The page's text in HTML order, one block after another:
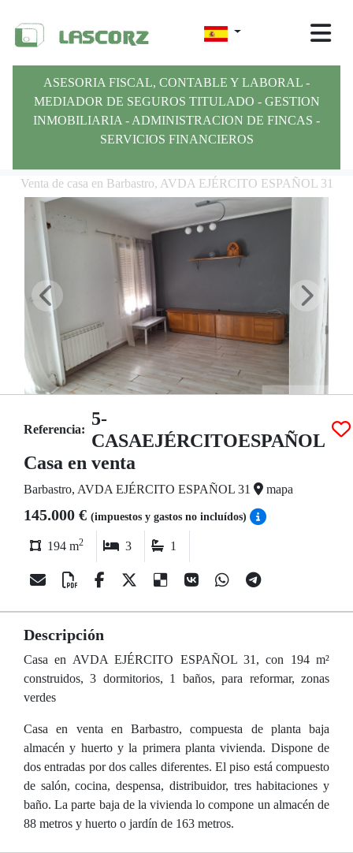
ASESORIA FISCAL, CONTABLE Y LABORAL -
MEDIADOR DE SEGUROS TITULADO - GESTION
INMOBILIARIA - ADMINISTRACION DE FINCAS -
SERVICIOS FINANCIEROS
Venta de casa en Barbastro, AVDA EJÉRCITO ESPAÑOL 31
Referencia:
5-
CASAEJÉRCITOESPAÑOL
Casa en venta
Barbastro, AVDA EJÉRCITO ESPAÑOL 31 mapa
145.000 € (impuestos y gastos no incluídos)
194 m2 3 1
Descripción
Casa en AVDA EJÉRCITO ESPAÑOL 31, con 194 m²
construidos, 3 dormitorios, 1 baños, para reformar, zonas
verdes
Casa en venta en Barbastro, compuesta de planta baja
almacén y huerto y la primera planta vivienda. Dispone de
dos entradas por dos calles diferentes. El piso está compuesto
de salón, cocina, despensa, distribuidor, tres habitaciones y
baño. La parte baja de la vivienda lo compone un almacén de
88 metros y huerto o jardín de 163 metros.